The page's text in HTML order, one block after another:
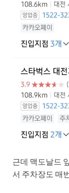
근데 맥도날드
서 주차장도 매